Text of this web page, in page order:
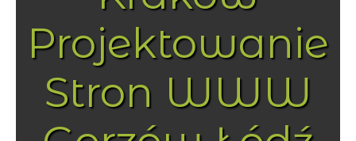
Projektowanie
Stron WWW